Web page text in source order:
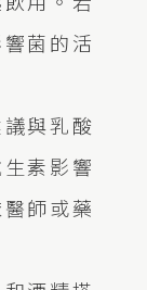
菌的活
與乳酸
素影響
師或藥